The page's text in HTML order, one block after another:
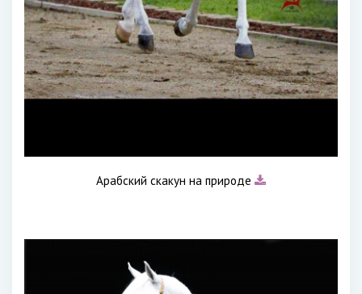
Арабский скакун на природе